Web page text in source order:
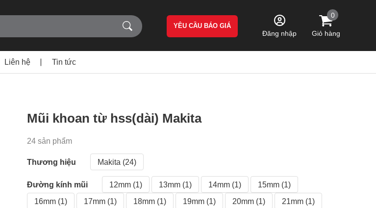
YÊU CẦU BÁO GIÁ
Đăng nhập
0
Giỏ hàng
Liên hệ Tin tức
Mũi khoan từ hss(dài) Makita
24 sản phẩm
Thương hiệu Makita (24)
Đường kính mũi 12mm (1) 13mm (1) 14mm (1)
15mm (1)
16mm (1)
17mm (1) 18mm (1) 19mm (1) 20mm (1)
21mm (1)